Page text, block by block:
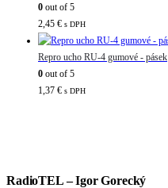
0 out of 5
2,45 € s DPH
Repro ucho RU-4 gumové - pásek
0 out of 5
1,37 € s DPH
RadioTEL – Igor Gorecký